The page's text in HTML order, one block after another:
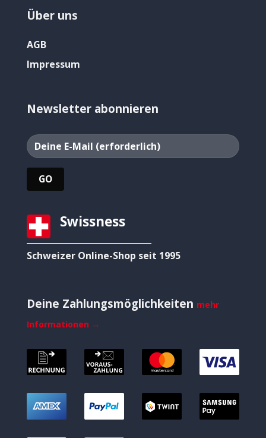
Über uns
AGB
Impressum
Newsletter abonnieren
Swissness
Schweizer Online-Shop seit 1995
Deine Zahlungsmöglichkeiten mehr
Informationen →